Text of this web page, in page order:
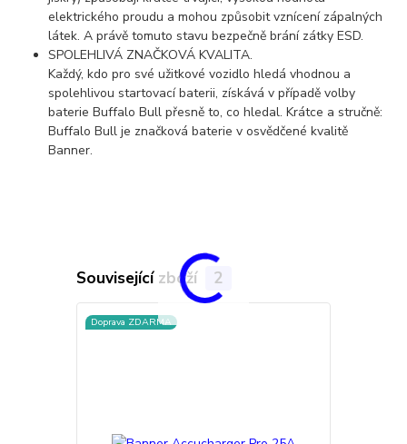
elektrického proudu a mohou způsobit vznícení zápalných
látek. A právě tomuto stavu bezpečně brání zátky ESD.
SPOLEHLIVÁ ZNAČKOVÁ KVALITA.
Každý, kdo pro své užitkové vozidlo hledá vhodnou a
spolehlivou startovací baterii, získává v případě volby
baterie Buffalo Bull přesně to, co hledal. Krátce a stručně:
Buffalo Bull je značková baterie v osvědčené kvalitě
Banner.
Související zboží 2
Doprava ZDARMA